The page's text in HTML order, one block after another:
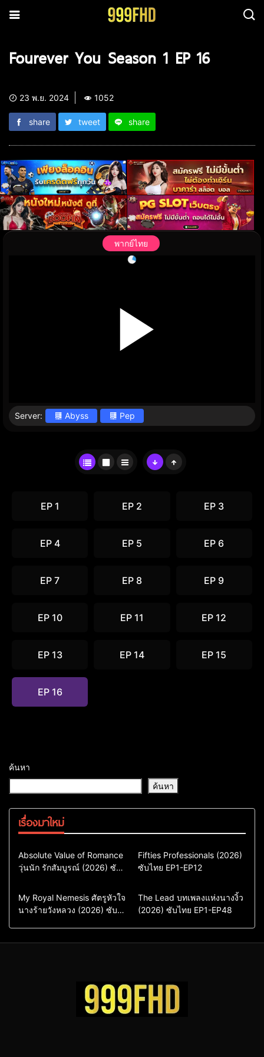
Fourever You Season 1 EP 16
23 พ.ย. 2024 1052
share tweet share
พากย์ไทย
Server: Abyss Pep
EP 1 EP 2 EP 3
EP 4 EP 5 EP 6
EP 7 EP 8 EP 9
EP 10 EP 11 EP 12
EP 13 EP 14 EP 15
EP 16
ค้นหา
ค้นหา
เรื่องมาใหม่
Comedy
Drama
ซีรี่ย์เกาหลี
ซีรี่ย์เกาหลีพากย์ไทย
Absolute Value of Romance
วุ่นนัก รักสัมบูรณ์ (2026) ซับ
Action & Adventure
Comedy
Drama
ซีรี่ย์เกาหลีซับไทย
Fifties Professionals (2026)
ซับไทย EP1-EP12
Comedy
Drama
Sci-Fi & Fantasy
My Royal Nemesis ศัตรูหัวใจ
นางร้ายวังหลวง (2026) ซับ
Drama
ซีรี่ย์จีน
ซีรี่ย์จีนซับไทย
The Lead บทเพลงแห่งนางงิ้ว
(2026) ซับไทย EP1-EP48